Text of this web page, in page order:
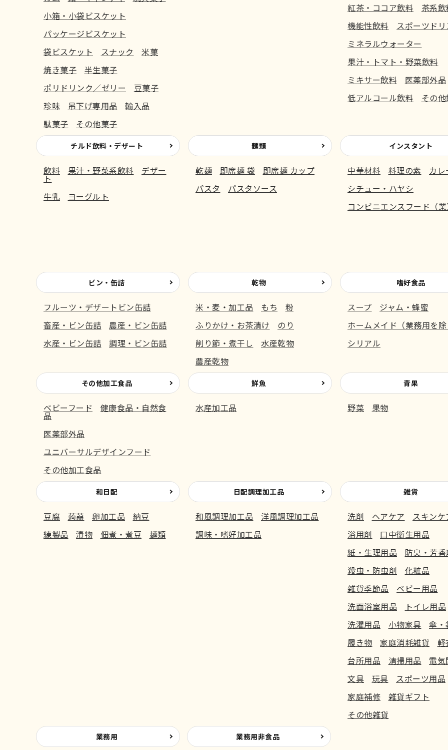
小箱・小袋ビスケット
パッケージビスケット
袋ビスケット
スナック
米菓
焼き菓子
半生菓子
ポリドリンク／ゼリー
豆菓子
珍味
吊下げ専用品
輸入品
駄菓子
その他菓子
紅茶・ココア飲料
茶系
機能性飲料
スポーツド
ミネラルウォーター
果汁・トマト・野菜飲料
ミキサー飲料
医薬部外品
低アルコール飲料
その
チルド飲料・デザート
飲料 果汁・野菜系飲料 デザー
ト
牛乳
ヨーグルト
麺類
乾麺 即席麺 袋
即席麺 カップ
パスタ
パスタソース
インスタント
中華材料 料理の素
カレ
シチュー・ハヤシ
コンビニエンスフード（
ビン・缶詰
フルーツ・デザートビン缶詰
畜産・ビン缶詰
農産・ビン缶詰
水産・ビン缶詰
調理・ビン缶詰
乾物
米・麦・加工品 もち
粉
ふりかけ・お茶漬け
のり
削り節・煮干し
水産乾物
農産乾物
嗜好食品
スープ
ジャム・蜂蜜
ホームメイド（業務用を
シリアル
その他加工食品
ベビーフード 健康食品・自然食
品
医薬部外品
ユニバーサルデザインフード
その他加工食品
鮮魚
水産加工品
青果
野菜 果物
和日配
豆腐 蒟蒻 卵加工品
納豆
練製品
漬物 佃煮・煮豆 麺類
日配調理加工品
和風調理加工品
洋風調理加工品
調味・嗜好加工品
雑貨
洗剤 ヘアケア
スキンケ
浴用剤
口中衛生用品
紙・生理用品
防臭・芳
殺虫・防虫剤
化粧品
雑貨季節品
ベビー用品
洗面浴室用品
トイレ用品
洗濯用品
小物家具
傘・
履き物
家庭消耗雑貨
台所用品
清掃用品
電
文具
玩具
スポーツ用品
家庭補修
雑貨ギフト
その他雑貨
業務用 業務用非食品